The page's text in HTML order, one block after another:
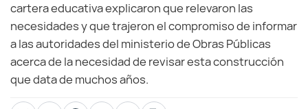
cartera educativa explicaron que relevaron las
necesidades y que trajeron el compromiso de informar
a las autoridades del ministerio de Obras Públicas
acerca de la necesidad de revisar esta construcción
que data de muchos años.